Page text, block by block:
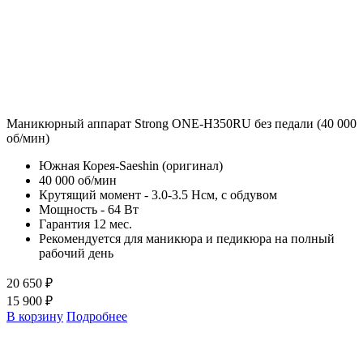
Маникюрный аппарат Strong ONE-H350RU без педали (40 000
об/мин)
Южная Корея-Saeshin (оригинал)
40 000 об/мин
Крутящий момент - 3.0-3.5 Нсм, с обдувом
Мощность - 64 Вт
Гарантия 12 мес.
Рекомендуется для маникюра и педикюра на полный
рабочий день
20 650 ₽
15 900 ₽
В корзину Подробнее